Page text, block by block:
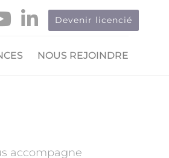
Devenir licencié
NOUS REJOINDRE
accompagne